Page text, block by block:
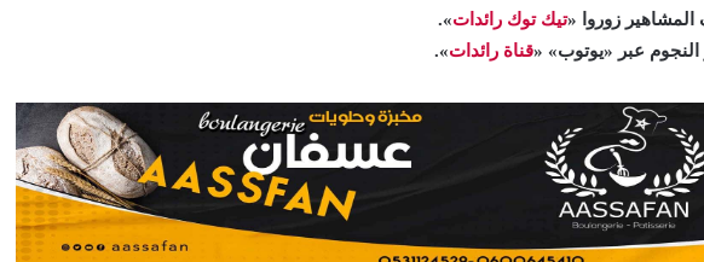
زوروا «تيك توك ر ائدات».
النجوم عبر «يوتوب» «قناة ر ئدات».